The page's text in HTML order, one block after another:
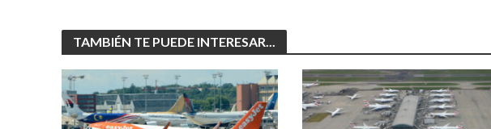
TAMBIÉN TE PUEDE INTERESAR...